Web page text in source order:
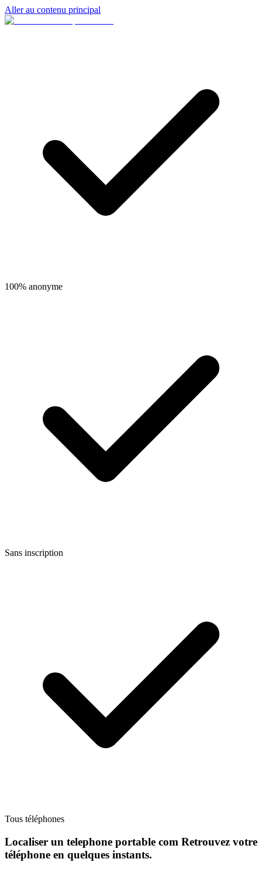
Aller au contenu principal
100% anonyme
Sans inscription
Tous téléphones
Localiser un telephone portable com Retrouvez votre
téléphone en quelques instants.